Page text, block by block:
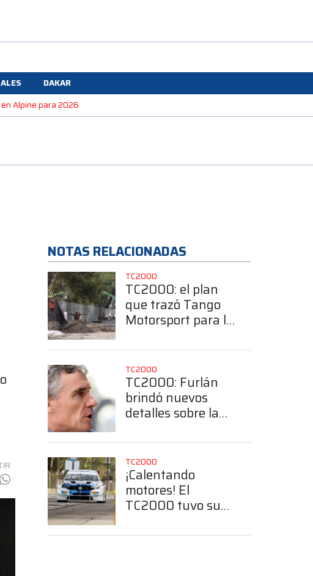
DAKAR
Alpine para 2026
WhatsApp
NOTAS RELACIONADAS
TC2000
TC2000: el plan
que trazó Tango
Motorsport para la
Callejero de
Buenos Aires
TC2000
TC2000: Furlán
brindó nuevos
detalles sobre la
Callejero de
Buenos Aires
TC2000
¡Calentando
motores! El
TC2000 tuvo su
con el callejero de